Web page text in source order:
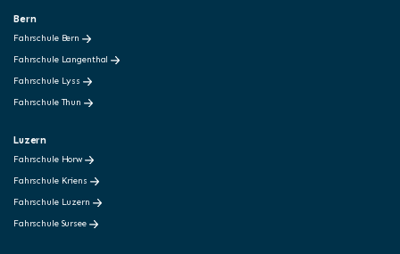
Bern
Fahrschule Bern
Fahrschule Langenthal
Fahrschule Lyss
Fahrschule Thun
Luzern
Fahrschule Horw
Fahrschule Kriens
Fahrschule Luzern
Fahrschule Sursee